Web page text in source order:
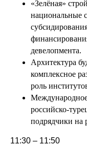
«Зелёная»
национальные
девелопмента.
Архитектура
комплексное
роль
Международное
российско-
подрядчики на
11:30 – 11:50